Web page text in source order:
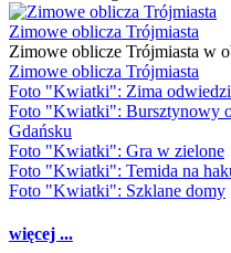
Zimowe oblicza Trójmiasta
Zimowe oblicze Trójmiasta w
Zimowe oblicza Trójmiasta
Foto "Kwiatki": Zima
Foto "Kwiatki": Bursztynowy
Gdańsku
Foto "Kwiatki": Gra w zielone
Foto "Kwiatki": Temida na
Foto "Kwiatki": Szklane domy
więcej ...